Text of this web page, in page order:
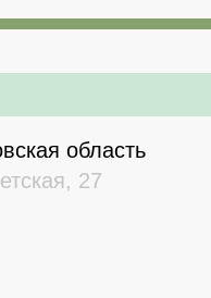
область
27